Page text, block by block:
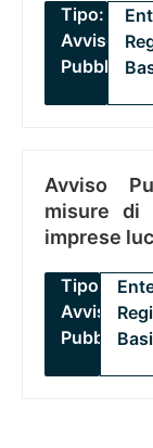
Tipo:
Avviso
Pubblico
Avviso
misure di
imprese
Tipo:
Avviso
Pubblico